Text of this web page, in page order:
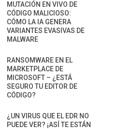
MUTACIÓN EN VIVO DE
CÓDIGO MALICIOSO:
CÓMO LA IA GENERA
VARIANTES EVASIVAS DE
MALWARE
RANSOMWARE EN EL
MARKETPLACE DE
MICROSOFT – ¿ESTÁ
SEGURO TU EDITOR DE
CÓDIGO?
¿UN VIRUS QUE EL EDR NO
PUEDE VER? ¡ASÍ TE ESTÁN